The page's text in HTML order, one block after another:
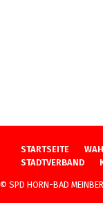
NAVIGATION
ÜBERSPRINGEN
STARTSEITE
STADTVERBAND
© SPD HORN-BAD